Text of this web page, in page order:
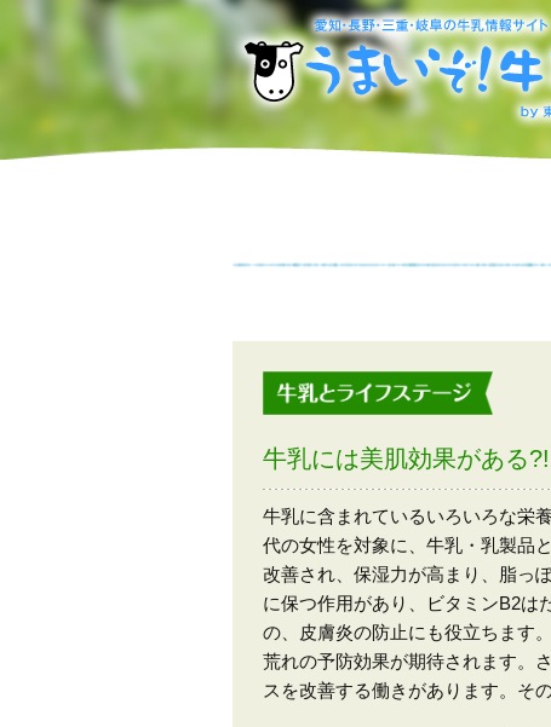
牛乳には美肌効果がある?!
牛乳に含まれているいろいろな栄
代の女性を対象に、牛乳・乳製品
改善され、保湿力が高まり、脂っ
に保つ作用があり、ビタミンB2は
の、皮膚炎の防止にも役立ちます
荒れの予防効果が期待されます。
スを改善する働きがあります。そ